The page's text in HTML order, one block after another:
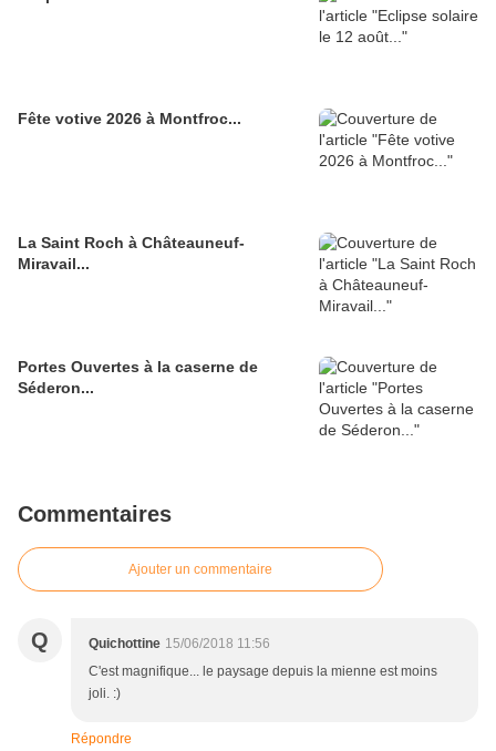
Fête votive 2026 à Montfroc...
La Saint Roch à Châteauneuf-
Miravail...
Portes Ouvertes à la caserne de
Séderon...
Commentaires
Ajouter un commentaire
Q Quichottine 15/06/2018 11:56
C'est magnifique... le paysage depuis la mienne est moins
joli. :)
Répondre